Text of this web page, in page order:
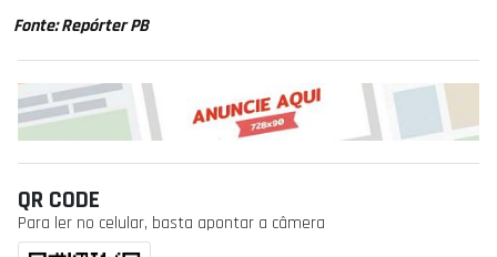
Fonte: Repórter PB
QR CODE
Para ler no celular, basta apontar a câmera